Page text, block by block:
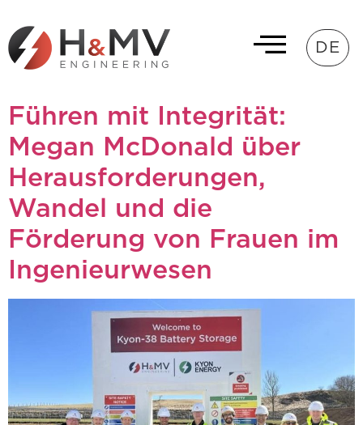
DE
Führen mit Integrität:
Megan McDonald über
Herausforderungen,
Wandel und die
Förderung von Frauen im
Ingenieurwesen